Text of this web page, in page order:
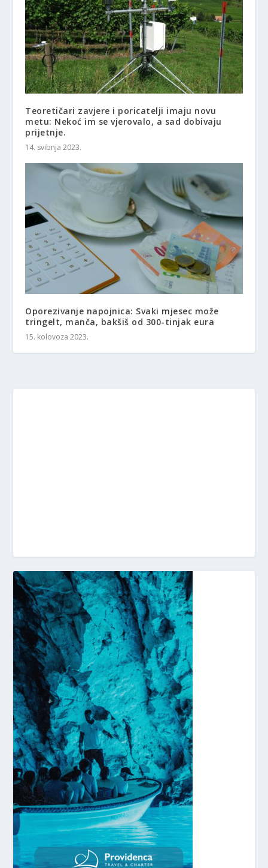
Teoretičari zavjere i poricatelji imaju novu
metu: Nekoć im se vjerovalo, a sad dobivaju
prijetnje.
14. svibnja 2023.
Oporezivanje napojnica: Svaki mjesec može
tringelt, manča, bakšiš od 300-tinjak eura
15. kolovoza 2023.